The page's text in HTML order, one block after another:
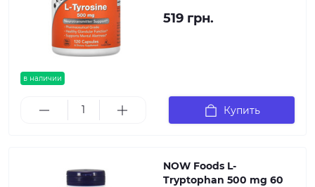
в наличии
519 грн.
Купить
NOW Foods L-
Tryptophan 500 mg 60